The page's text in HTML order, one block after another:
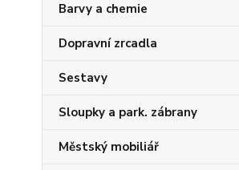
Barvy a chemie
Dopravní zrcadla
Sestavy
Sloupky a park. zábrany
Městský mobiliář